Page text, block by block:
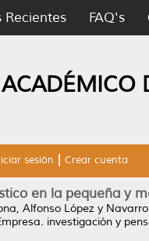
Recientes FAQ's
sesión Crear cuenta
en la pequeña y
Alfonso López y
investigación y